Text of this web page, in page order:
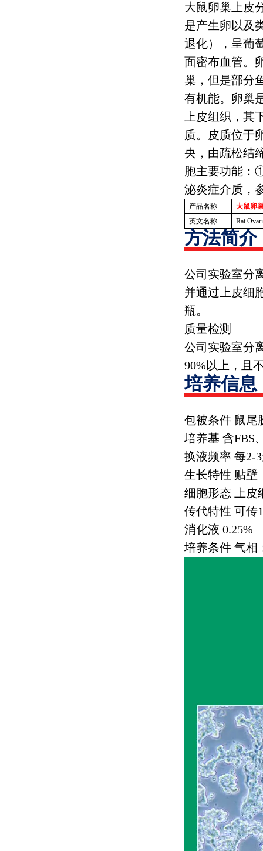
大鼠卵巢上皮
是产生卵以及
退化），呈葡
面密布血管。
巢，但是部分
有机能。卵巢
上皮组织，
质。皮质位于
央，由疏松结
胞主要功能：
泌炎症介质，
产品名称
大鼠卵
英文名称
Rat
方法简介
公司实验室分
并通过上皮细
瓶。
质量检测
公司实验室分
90%以上，且
培养信息
包被条件 鼠尾
培养基 含FBS
换液频率 每2-3
生长特性 贴壁
细胞形态 上皮
传代特性 可传
消化液 0.25%
培养条件 气相